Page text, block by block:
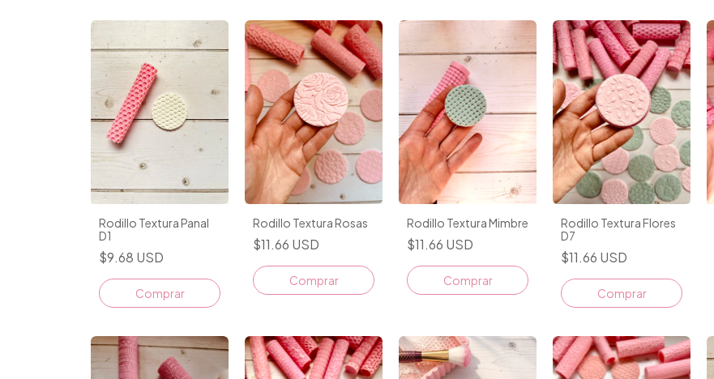
Rodillo Textura Panal
D1
$9.68 USD
Rodillo Textura Rosas
$11.66 USD
Rodillo Textura Mimbre
$11.66 USD
Rodillo Textura Flores
D7
$11.66 USD